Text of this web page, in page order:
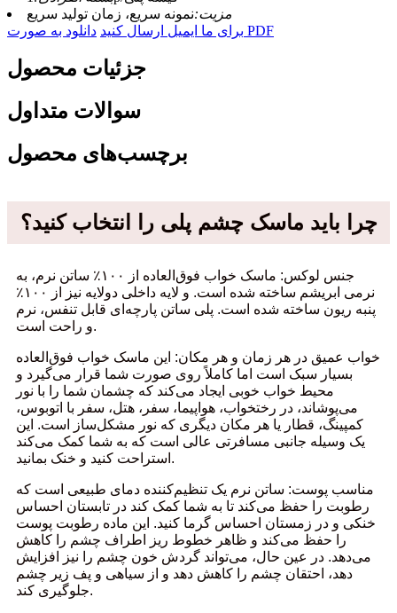
مزیت:نمونه سریع، زمان تولید سریع
برای ما ایمیل ارسال کنید دانلود به صورت PDF
جزئیات محصول
سوالات متداول
برچسب‌های محصول
چرا باید ماسک چشم پلی را انتخاب کنید؟
جنس لوکس: ماسک خواب فوق‌العاده از ۱۰۰٪ ساتن نرم، به
نرمی ابریشم ساخته شده است. و لایه داخلی دولایه نیز از ۱۰۰٪
پنبه ریون ساخته شده است. پلی ساتن پارچه‌ای قابل تنفس، نرم
و راحت است.
خواب عمیق در هر زمان و هر مکان: این ماسک خواب فوق‌العاده
بسیار سبک است اما کاملاً روی صورت شما قرار می‌گیرد و
محیط خواب خوبی ایجاد می‌کند که چشمان شما را با نور
می‌پوشاند، در رختخواب، هواپیما، سفر، هتل، سفر با اتوبوس،
کمپینگ، قطار یا هر مکان دیگری که نور مشکل‌ساز است. این
یک وسیله جانبی مسافرتی عالی است که به شما کمک می‌کند
استراحت کنید و خنک بمانید.
مناسب پوست: ساتن نرم یک تنظیم‌کننده دمای طبیعی است که
رطوبت را حفظ می‌کند تا به شما کمک کند در تابستان احساس
خنکی و در زمستان احساس گرما کنید. این ماده رطوبت پوست
را حفظ می‌کند و ظاهر خطوط ریز اطراف چشم را کاهش
می‌دهد. در عین حال، می‌تواند گردش خون چشم را نیز افزایش
دهد، احتقان چشم را کاهش دهد و از سیاهی و پف زیر چشم
جلوگیری کند.